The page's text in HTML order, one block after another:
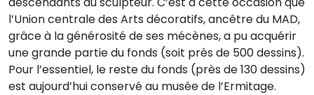
l’Union centrale des Arts décoratifs, ancêtre du MAD,
grâce à la générosité de ses mécènes, a pu acquérir
une grande partie du fonds (soit près de 500 dessins).
Pour l’essentiel, le reste du fonds (près de 130 dessins)
est aujourd’hui conservé au musée de l’Ermitage.